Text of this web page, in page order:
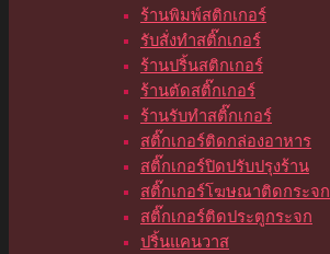
ร้านพิมพ์สติกเกอร์
รับสั่งทำสติ๊กเกอร์
ร้านปริ้นสติกเกอร์
ร้านตัดสติ๊กเกอร์
ร้านรับทำสติ๊กเกอร์
สติ๊กเกอร์ติดกล่องอาหาร
สติ๊กเกอร์ปิดปรับปรุงร้าน
สติ๊กเกอร์โฆษณาติดกระจก
สติ๊กเกอร์ติดประตูกระจก
ปริ้นแคนวาส